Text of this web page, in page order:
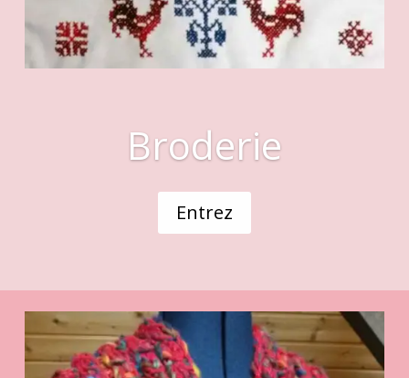
Broderie
Entrez